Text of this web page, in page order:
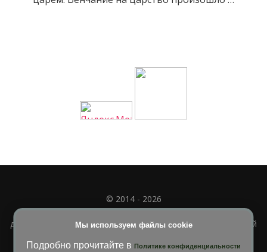
Мы используем файлы cookie
Подробно прочитайте в Политике конфиденциальности
© 2014 - 2026
Полное или частичное использование материала
допускается только при наличии активной и индексируемой